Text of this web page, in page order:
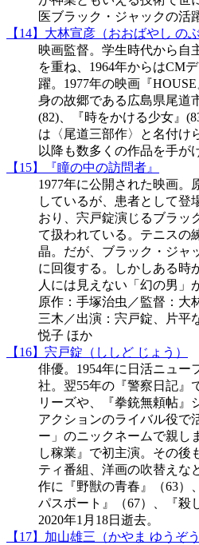
医ブラック・ジャックの活
【14】大林宣彦（おおばやし の
映画監督。学生時代から自
を重ね、1964年からはCM
躍。1977年の映画『
身の故郷である広島県尾道
(82)、『時をかける少女』
は〈尾道三部作〉と名付け
以降も数多くの作品を手が
【15】『瞳の中の訪問者』
1977年に公開された映画。
しているが、患者として登
おり、宍戸錠演じるブラッ
て扱われている。テニスの
晶。だが、ブラック・ジャ
に回復する。しかしある時
人には見えない「幻の男」
原作：手塚治虫／監督：大
三木／出演：宍戸錠、片平
悦子 ほか
【16】宍戸錠（ししど じょう）
俳優。1954年に日活ニュー
社。翌55年の『警察日記』
リーズや、『拳銃無頼帖』
アクションのライバル役で
ー」のニックネームで親し
し稼業』で初主演。その後
ティ番組、洋画の吹替えな
作に『野獣の青春』（63）
パスポート』（67）、『殺
2020年1月18日逝去。
【17】加山雄三（かやま ゆうぞう